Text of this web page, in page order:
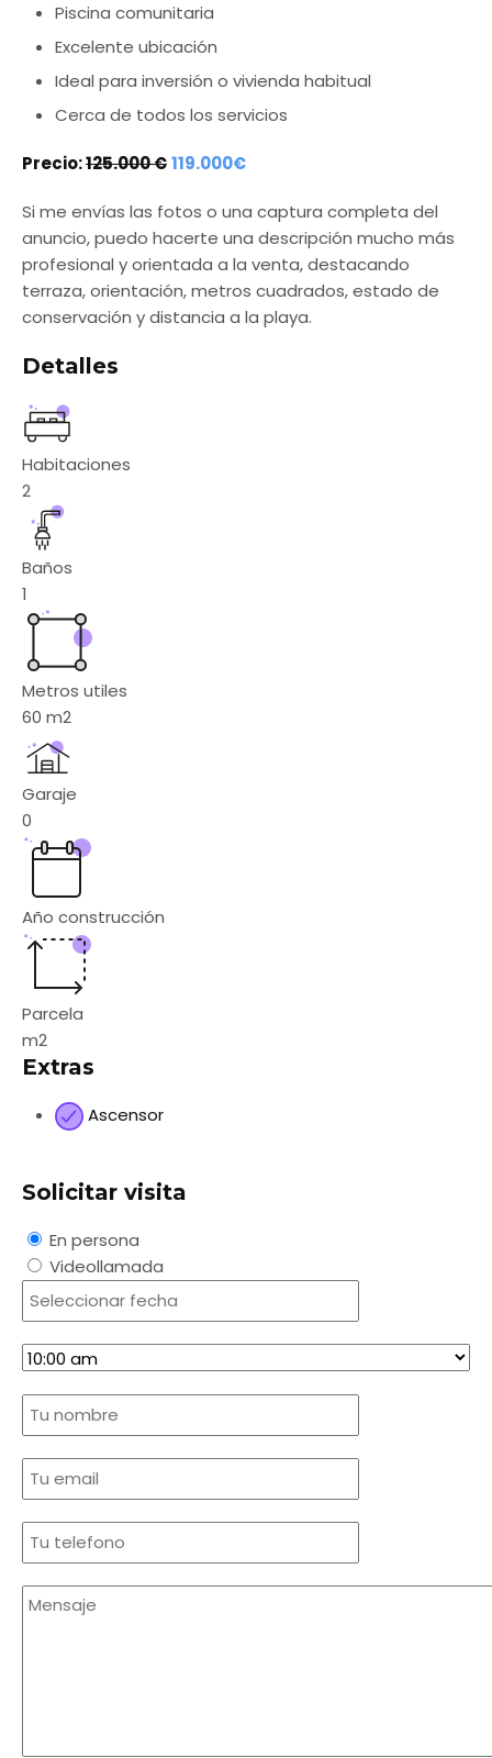
Piscina comunitaria
Excelente ubicación
Ideal para inversión o vivienda habitual
Cerca de todos los servicios
Precio:125.000 €119.000€
Si me envías las fotos o una captura completa del
anuncio, puedo hacerte una descripción mucho más
profesional y orientada a la venta, destacando
terraza, orientación, metros cuadrados, estado de
conservación y distancia a la playa.
Detalles
Habitaciones
2
Baños
1
Metros utiles
60 m2
Garaje
0
Año construcción
Parcela
m2
Extras
Ascensor
Solicitar visita
En persona
Videollamada